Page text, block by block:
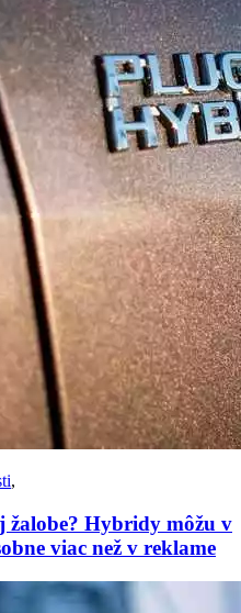
,
žalobe? Hybridy môžu v
viac než v reklame